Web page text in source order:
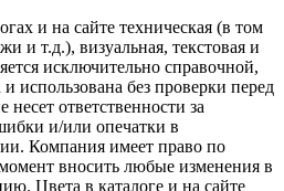
и на сайте техническая (в том
и т.д.), визуальная, текстовая и
исключительно справочной,
использована без проверки перед
ответственности за
и/или опечатки в
Компания имеет право по
вносить любые изменения в
Цвета в каталоге и на сайте